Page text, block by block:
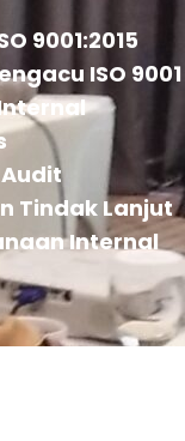
9001:2015
ISO 9001
Tindak Lanjut
Internal